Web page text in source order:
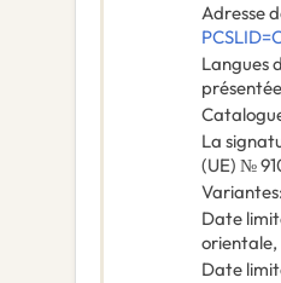
Adresse
Langues
La
(UE) №
Variantes:
Date
orientale,
Date